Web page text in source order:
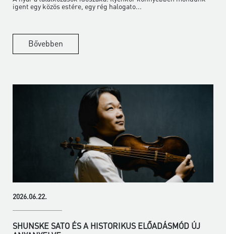
igent egy közös estére, egy rég halogato...
Bővebben
2026.06.22.
SHUNSKE SATO ÉS A HISTORIKUS ELŐADÁSMÓD ÚJ